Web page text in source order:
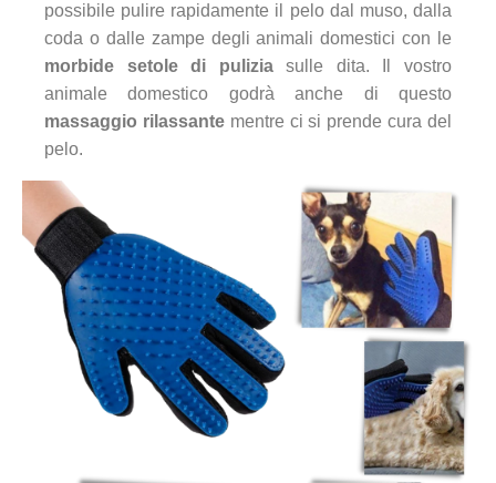
possibile pulire rapidamente il pelo dal muso, dalla
coda o dalle zampe degli animali domestici con le
morbide setole di puliziasulle dita. Il vostro
animale domestico godrà anche di questo
massaggio rilassantementre ci si prende cura del
pelo.